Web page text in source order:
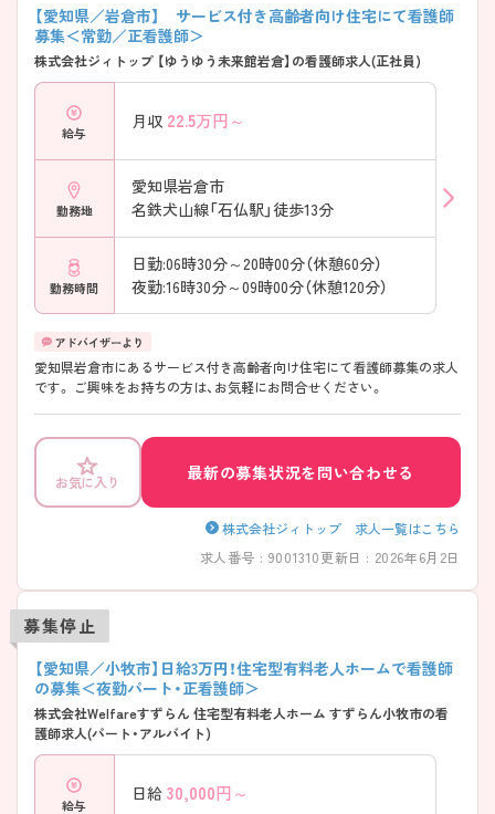
【愛知県／岩倉市】 サービス付き高齢者向け住宅にて看護師
募集＜常勤／正看護師＞
株式会社ジィトップ 【ゆうゆう未来館岩倉】の看護師求人(正社員)
給与
月収 22.5万円～
勤務地
愛知県岩倉市
名鉄犬山線「石仏駅」徒歩13分
勤務時間
日勤:06時30分～20時00分（休憩60分）
夜勤:16時30分～09時00分（休憩120分）
愛知県岩倉市にあるサービス付き高齢者向け住宅にて看護師募集の求人
です。 ご興味をお持ちの方は、お気軽にお問合せください。
お気に入り 最新の募集状況を問い合わせる
株式会社ジィトップ 求人一覧はこちら
求人番号 : 9001310更新日 : 2026年6月2日
募集停止
【愛知県／小牧市】日給3万円！住宅型有料老人ホームで看護師
の募集＜夜勤パート・正看護師＞
株式会社Welfareすずらん 住宅型有料老人ホーム すずらん小牧市の看
護師求人(パート・アルバイト)
給与
日給 30,000円～